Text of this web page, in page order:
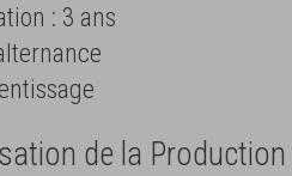
: 3 ans
de la